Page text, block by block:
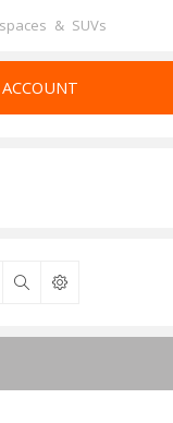
& SUVs
Rechercher